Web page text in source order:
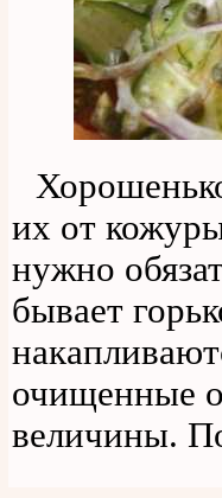
их от
нужно
бывает
очищенные
величины.